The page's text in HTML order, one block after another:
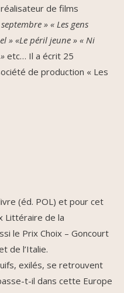
de films
» « Les gens
» «Le péril jeune » « Ni
etc… Il a écrit 25
de production « Les
(éd. POL) et pour cet
Littéraire de la
le Prix Choix – Goncourt
de l’Italie.
exilés, se retrouvent
t-il dans cette Europe